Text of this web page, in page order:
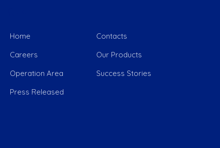
Home
Contacts
Careers
Our Products
Operation Area
Success Stories
Press Released